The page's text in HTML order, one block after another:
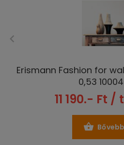
Erismann Fashion for
0,53
11 190.- Ft /